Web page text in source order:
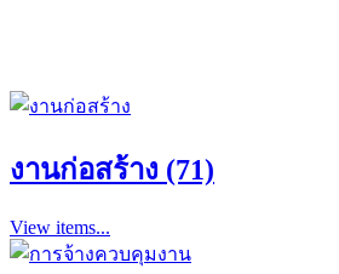
งานก่อสร้าง (71)
View items...